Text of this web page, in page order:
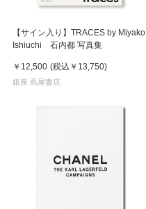
【サイン入り】TRACES by Miyako
Ishiuchi 石内都 写真集
￥12,500 (税込 ￥13,750)
銀座 蔦屋書店